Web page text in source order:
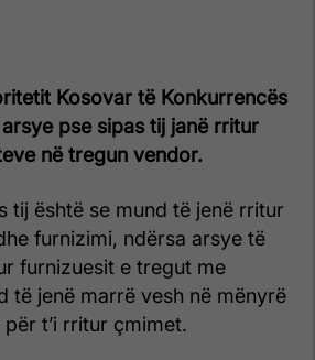
Kosovar të Konkurrencës
pse sipas tij janë rritur
në tregun vendor.
tij është se mund të jenë rritur
furnizimi, ndërsa arsye të
furnizuesit e tregut me
të jenë marrë vesh në mënyrë
t’i rritur çmimet.